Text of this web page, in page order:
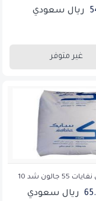
ريال سعودي
غير متوفر
55 جالون شد 10
ريال سعودي